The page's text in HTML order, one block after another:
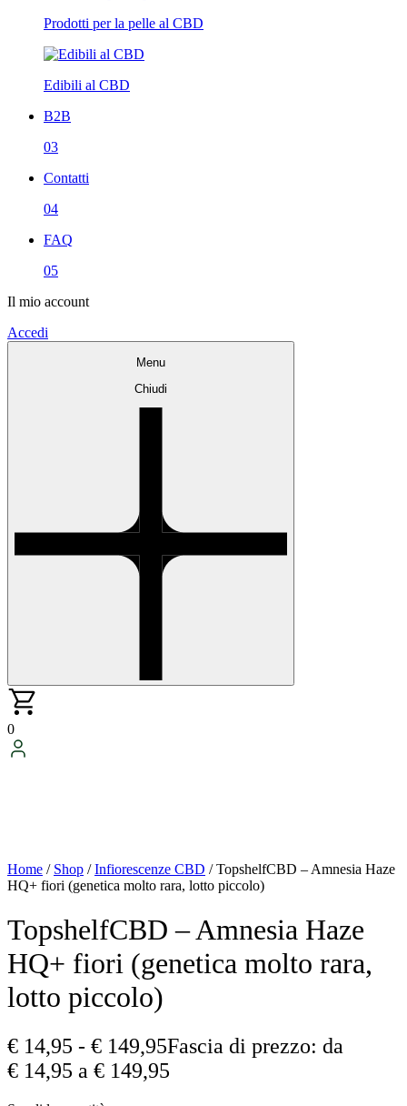
Prodotti per la pelle al CBD
Edibili al CBD
B2B
03
Contatti
04
FAQ
05
Il mio account
Accedi
Menu
Chiudi
0
Home / Shop /Infiorescenze CBD / TopshelfCBD – Amnesia Haze
HQ+ fiori (genetica molto rara, lotto piccolo)
TopshelfCBD – Amnesia Haze
HQ+ fiori (genetica molto rara,
lotto piccolo)
€ 14,95 - € 149,95Fascia di prezzo: da
€ 14,95 a € 149,95